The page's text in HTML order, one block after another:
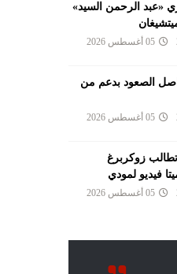
«عبد الرحمن السيد»
05 أغسطس 2026
الصعود بدعم من
05 أغسطس 2026
تطالب زوكربرغ
فيديو لمودي
05 أغسطس 2026